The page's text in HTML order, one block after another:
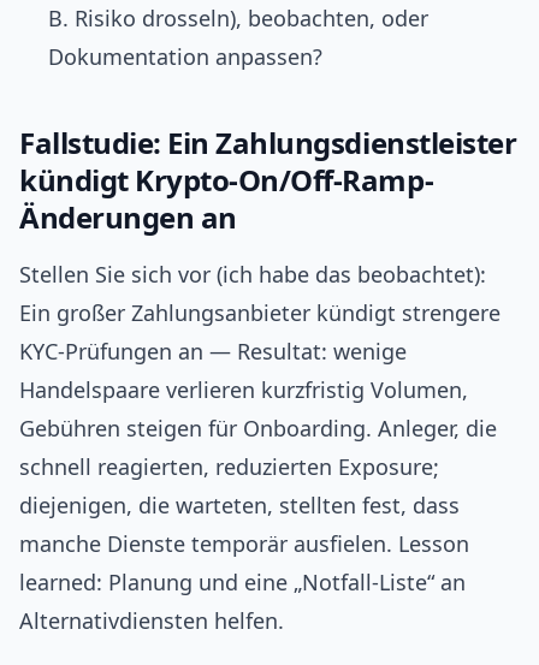
B. Risiko drosseln), beobachten, oder
Dokumentation anpassen?
Fallstudie: Ein Zahlungsdienstleister
kündigt Krypto‑On/Off‑Ramp-
Änderungen an
Stellen Sie sich vor (ich habe das beobachtet):
Ein großer Zahlungsanbieter kündigt strengere
KYC‑Prüfungen an — Resultat: wenige
Handelspaare verlieren kurzfristig Volumen,
Gebühren steigen für Onboarding. Anleger, die
schnell reagierten, reduzierten Exposure;
diejenigen, die warteten, stellten fest, dass
manche Dienste temporär ausfielen. Lesson
learned: Planung und eine „Notfall‑Liste“ an
Alternativdiensten helfen.